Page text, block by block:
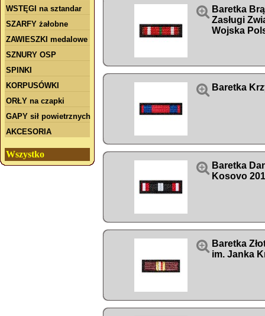
WSTĘGI na sztandar
SZARFY żałobne
ZAWIESZKI medalowe
SZNURY OSP
SPINKI
KORPUSÓWKI
ORŁY na czapki
GAPY sił powietrznych
AKCESORIA
Wszystko
 Baretka
Zasługi
Wojska
 Baretka
 Baretka
Kosovo
 Baretka
im. Janka